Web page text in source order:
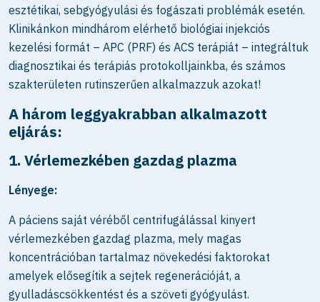
esztétikai, sebgyógyulási és fogászati problémák esetén.
Klinikánkon mindhárom elérhető biológiai injekciós
kezelési formát – APC (PRF) és ACS terápiát – integráltuk
diagnosztikai és terápiás protokolljainkba, és számos
szakterületen rutinszerűen alkalmazzuk azokat!
A három leggyakrabban alkalmazott
eljárás:
1. Vérlemezkében gazdag plazma
Lényege:
A páciens saját véréből centrifugálással kinyert
vérlemezkében gazdag plazma, mely magas
koncentrációban tartalmaz növekedési faktorokat
amelyek elősegítik a sejtek regenerációját, a
gyulladáscsökkentést és a szöveti gyógyulást.